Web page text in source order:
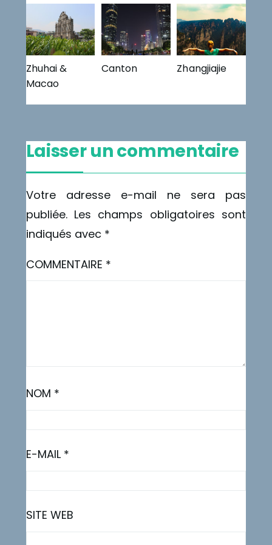
Zhuhai &
Macao
Canton Zhangjiajie
Laisser un commentaire
Votre adresse e-mail ne sera pas
publiée. Les champs obligatoires sont
indiqués avec *
COMMENTAIRE *
NOM *
E-MAIL *
SITE WEB